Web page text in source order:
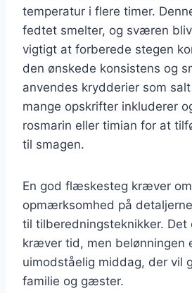
temperatur i flere timer.
fedtet smelter, og sværen
vigtigt at forberede stegen
den ønskede konsistens og
anvendes krydderier som
mange opskrifter inkluderer
rosmarin eller timian for at
til smagen.
En god flæskesteg kræver
opmærksomhed på
til tilberedningsteknikker. Det
kræver tid, men belønningen
uimodståelig middag, der vil
familie og gæster.